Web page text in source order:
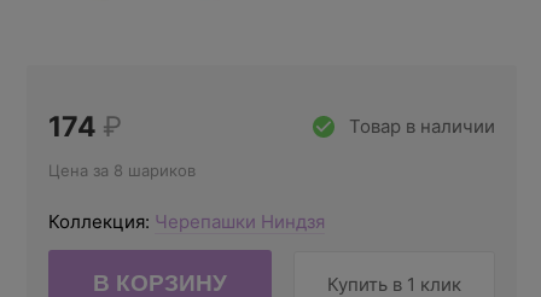
Товар в наличии
174 ₽
Цена за 8 шариков
Коллекция: Черепашки Ниндзя
Купить в 1 клик